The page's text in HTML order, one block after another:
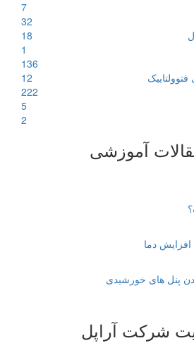
7
32
18
1
136
12
222
5
2
آموزشی
دما
پنل های خورشیدی
شرکت آراپل